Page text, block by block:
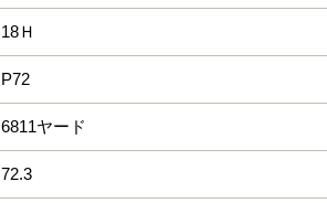
18Ｈ
P72
6811ヤード
72.3